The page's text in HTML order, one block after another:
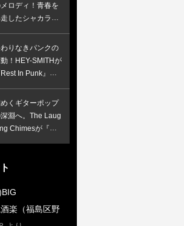
ロディ！青春を
したシャカラビ
究極のベスト盤
りなきパンクの
！HEY-SMITHが
Rest In Punk』で
完全体
くギターポップ
淵へ。The Laug
Chimesが『Wh
憂いと焦燥のイ
楽（福島区野